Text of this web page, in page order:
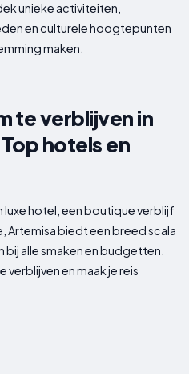
unieke activiteiten,
en culturele hoogtepunten
maken.
te verblijven in
hotels en
luxe hotel, een boutique verblijf
biedt een breed scala
alle smaken en budgetten.
en maak je reis